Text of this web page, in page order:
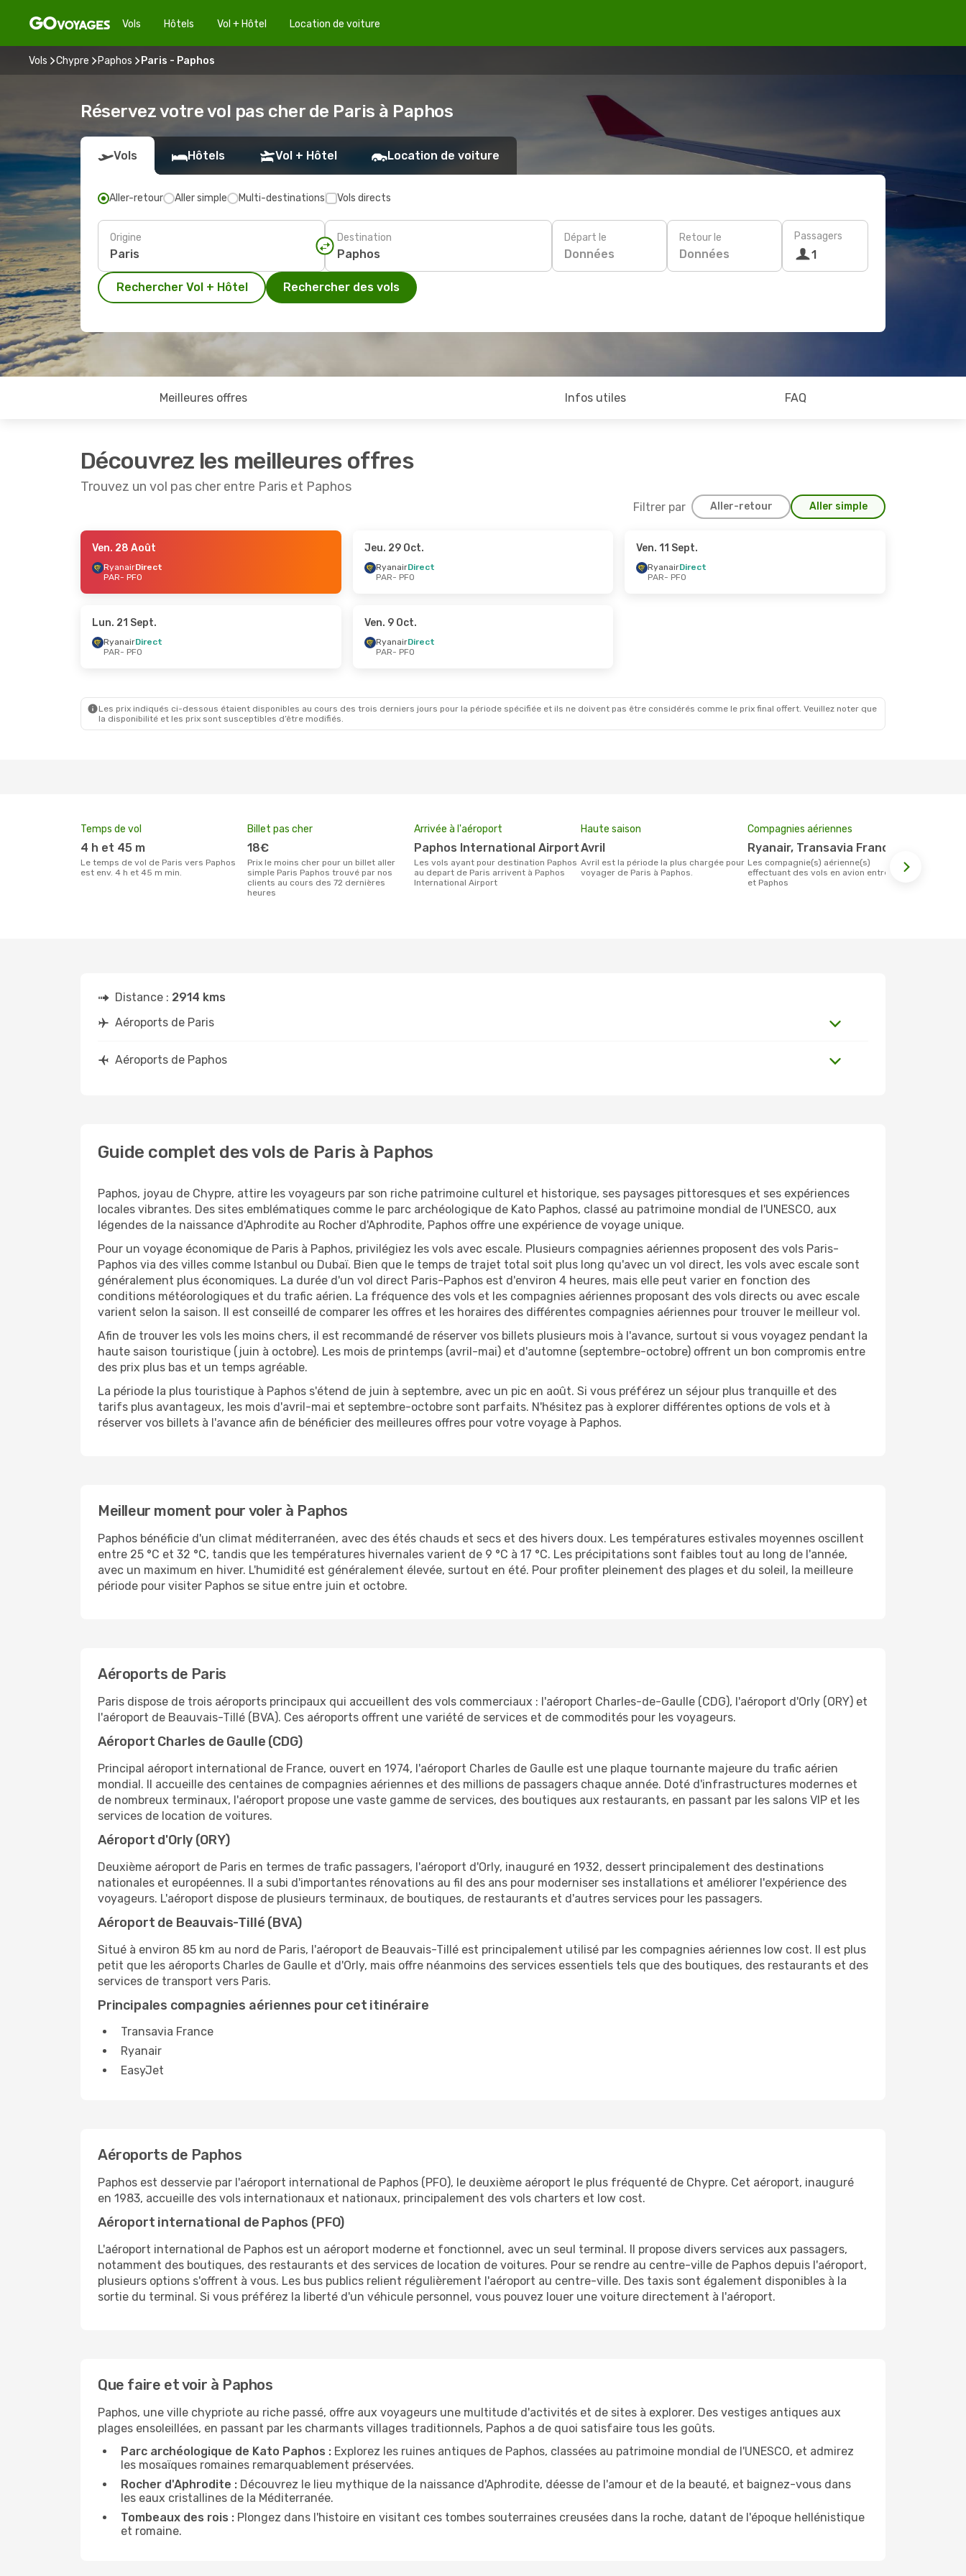
Vols Hôtels Vol + Hôtel Location de voiture
Vols Chypre Paphos Paris - Paphos
Réservez votre vol pas cher de Paris à Paphos
Vols Hôtels Vol + Hôtel Location de voiture
Aller-retour Aller simple Multi-destinations Vols directs
Origine Destination Départ le
Données
Retour le
Données
Passagers
1
Rechercher Vol + Hôtel Rechercher des vols
Meilleures offres Infos utiles FAQ
Découvrez les meilleures offres
Trouvez un vol pas cher entre Paris et Paphos
Filtrer par Aller-retour Aller simple
- Lun. 28 Sept. - Lun. 14 Sept. - Lun. 5 Oct.
- Lun. 19 Oct. - Ven. 4 Sept.
PFO
PFO
- PAR
Ven. 28 Août
RyanairDirect
PAR- PFO
Jeu. 29 Oct.
RyanairDirect
PAR- PFO
Ven. 11 Sept.
RyanairDirect
PAR- PFO
Lun. 21 Sept.
RyanairDirect
PAR- PFO
Ven. 9 Oct.
RyanairDirect
PAR- PFO
Les prix indiqués ci-dessous étaient disponibles au cours des trois derniers jours pour la période spécifiée et ils ne doivent pas être considérés comme le prix final offert. Veuillez noter que
la disponibilité et les prix sont susceptibles d’être modifiés.
Temps de vol
4 h et 45 m
Le temps de vol de Paris vers Paphos
est env. 4 h et 45 m min.
Billet pas cher
18€
Prix le moins cher pour un billet aller
simple Paris Paphos trouvé par nos
clients au cours des 72 dernières
heures
Arrivée à l'aéroport
Paphos International Airport
Les vols ayant pour destination Paphos
au depart de Paris arrivent à Paphos
International Airport
Haute saison
avril
avril est la période la plus chargée pour
voyager de Paris à Paphos.
Compagnies aériennes
Ryanair, Transavia France
Les compagnie(s) aérienne(s)
effectuant des vols en avion entre Paris
et Paphos
Distance : 2914 kms
Aéroports de Paris
Aéroports de Paphos
Guide complet des vols de Paris à Paphos
Paphos, joyau de Chypre, attire les voyageurs par son riche patrimoine culturel et historique, ses paysages pittoresques et ses expériences
locales vibrantes. Des sites emblématiques comme le parc archéologique de Kato Paphos, classé au patrimoine mondial de l'UNESCO, aux
légendes de la naissance d'Aphrodite au Rocher d'Aphrodite, Paphos offre une expérience de voyage unique.
Pour un voyage économique de Paris à Paphos, privilégiez les vols avec escale. Plusieurs compagnies aériennes proposent des vols Paris-
Paphos via des villes comme Istanbul ou Dubaï. Bien que le temps de trajet total soit plus long qu'avec un vol direct, les vols avec escale sont
généralement plus économiques. La durée d'un vol direct Paris-Paphos est d'environ 4 heures, mais elle peut varier en fonction des
conditions météorologiques et du trafic aérien. La fréquence des vols et les compagnies aériennes proposant des vols directs ou avec escale
varient selon la saison. Il est conseillé de comparer les offres et les horaires des différentes compagnies aériennes pour trouver le meilleur vol.
Afin de trouver les vols les moins chers, il est recommandé de réserver vos billets plusieurs mois à l'avance, surtout si vous voyagez pendant la
haute saison touristique (juin à octobre). Les mois de printemps (avril-mai) et d'automne (septembre-octobre) offrent un bon compromis entre
des prix plus bas et un temps agréable.
La période la plus touristique à Paphos s'étend de juin à septembre, avec un pic en août. Si vous préférez un séjour plus tranquille et des
tarifs plus avantageux, les mois d'avril-mai et septembre-octobre sont parfaits. N'hésitez pas à explorer différentes options de vols et à
réserver vos billets à l'avance afin de bénéficier des meilleures offres pour votre voyage à Paphos.
Meilleur moment pour voler à Paphos
Paphos bénéficie d'un climat méditerranéen, avec des étés chauds et secs et des hivers doux. Les températures estivales moyennes oscillent
entre 25 °C et 32 °C, tandis que les températures hivernales varient de 9 °C à 17 °C. Les précipitations sont faibles tout au long de l'année,
avec un maximum en hiver. L'humidité est généralement élevée, surtout en été. Pour profiter pleinement des plages et du soleil, la meilleure
période pour visiter Paphos se situe entre juin et octobre.
Aéroports de Paris
Paris dispose de trois aéroports principaux qui accueillent des vols commerciaux : l'aéroport Charles-de-Gaulle (CDG), l'aéroport d'Orly (ORY) et
l'aéroport de Beauvais-Tillé (BVA). Ces aéroports offrent une variété de services et de commodités pour les voyageurs.
Aéroport Charles de Gaulle (CDG)
Principal aéroport international de France, ouvert en 1974, l'aéroport Charles de Gaulle est une plaque tournante majeure du trafic aérien
mondial. Il accueille des centaines de compagnies aériennes et des millions de passagers chaque année. Doté d'infrastructures modernes et
de nombreux terminaux, l'aéroport propose une vaste gamme de services, des boutiques aux restaurants, en passant par les salons VIP et les
services de location de voitures.
Aéroport d'Orly (ORY)
Deuxième aéroport de Paris en termes de trafic passagers, l'aéroport d'Orly, inauguré en 1932, dessert principalement des destinations
nationales et européennes. Il a subi d'importantes rénovations au fil des ans pour moderniser ses installations et améliorer l'expérience des
voyageurs. L'aéroport dispose de plusieurs terminaux, de boutiques, de restaurants et d'autres services pour les passagers.
Aéroport de Beauvais-Tillé (BVA)
Situé à environ 85 km au nord de Paris, l'aéroport de Beauvais-Tillé est principalement utilisé par les compagnies aériennes low cost. Il est plus
petit que les aéroports Charles de Gaulle et d'Orly, mais offre néanmoins des services essentiels tels que des boutiques, des restaurants et des
services de transport vers Paris.
Principales compagnies aériennes pour cet itinéraire
Transavia France
Ryanair
EasyJet
Aéroports de Paphos
Paphos est desservie par l'aéroport international de Paphos (PFO), le deuxième aéroport le plus fréquenté de Chypre. Cet aéroport, inauguré
en 1983, accueille des vols internationaux et nationaux, principalement des vols charters et low cost.
Aéroport international de Paphos (PFO)
L'aéroport international de Paphos est un aéroport moderne et fonctionnel, avec un seul terminal. Il propose divers services aux passagers,
notamment des boutiques, des restaurants et des services de location de voitures. Pour se rendre au centre-ville de Paphos depuis l'aéroport,
plusieurs options s'offrent à vous. Les bus publics relient régulièrement l'aéroport au centre-ville. Des taxis sont également disponibles à la
sortie du terminal. Si vous préférez la liberté d'un véhicule personnel, vous pouvez louer une voiture directement à l'aéroport.
Que faire et voir à Paphos
Paphos, une ville chypriote au riche passé, offre aux voyageurs une multitude d'activités et de sites à explorer. Des vestiges antiques aux
plages ensoleillées, en passant par les charmants villages traditionnels, Paphos a de quoi satisfaire tous les goûts.
Parc archéologique de Kato Paphos : Explorez les ruines antiques de Paphos, classées au patrimoine mondial de l'UNESCO, et admirez
les mosaïques romaines remarquablement préservées.
Rocher d'Aphrodite : Découvrez le lieu mythique de la naissance d'Aphrodite, déesse de l'amour et de la beauté, et baignez-vous dans
les eaux cristallines de la Méditerranée.
Tombeaux des rois : Plongez dans l'histoire en visitant ces tombes souterraines creusées dans la roche, datant de l'époque hellénistique
et romaine.